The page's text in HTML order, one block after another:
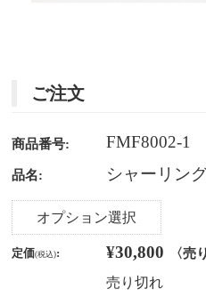
ご注文
商品番号: FMF8002-1
品名: シャーリン
オプション選択
定価(税込): ¥30,800
〈売
売り切れ